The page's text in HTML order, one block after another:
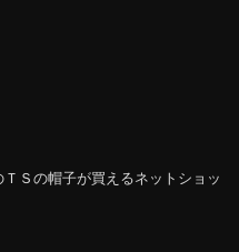
Ｓの帽子が買えるネットショッ